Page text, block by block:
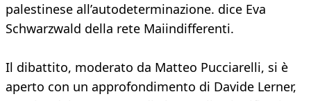
palestinese all’autodeterminazione. dice Eva
Schwarzwald della rete Maiindifferenti.
Il dibattito, moderato da Matteo Pucciarelli, si è
aperto con un approfondimento di Davide Lerner,